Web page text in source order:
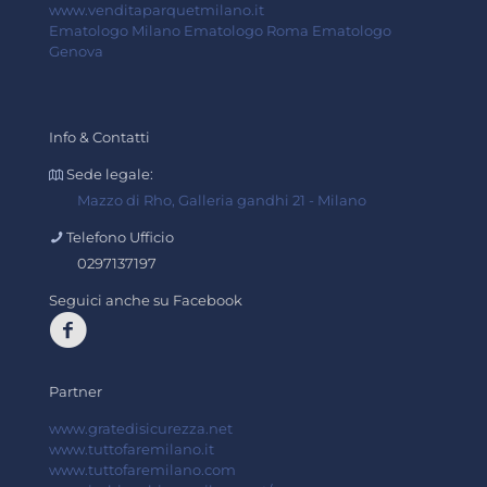
www.venditaparquetmilano.it
Ematologo Milano Ematologo Roma Ematologo
Genova
Info & Contatti
Sede legale:
Mazzo di Rho, Galleria gandhi 21 - Milano
Telefono Ufficio
0297137197
Seguici anche su Facebook
Partner
www.gratedisicurezza.net
www.tuttofaremilano.it
www.tuttofaremilano.com